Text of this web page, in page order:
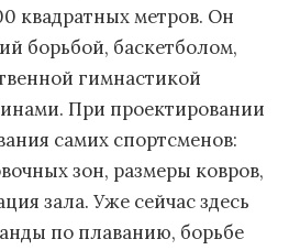
квадратных метров. Он
борьбой, баскетболом,
гимнастикой
При проектировании
самих спортсменов:
зон, размеры ковров,
зала. Уже сейчас здесь
по плаванию, борьбе